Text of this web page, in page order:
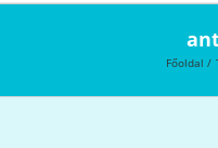
Főoldal